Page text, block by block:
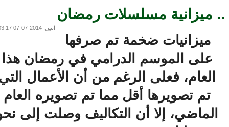
ميزانية مسلسلات رمضان
اثنين, 2014-07-07 03:17
ميزانيات ضخمة تم صرفها
على الموسم الدرامي في رمضان هذا
العام، فعلى الرغم من أن الأعمال التي
تم تصويرها أقل مما تم تصويره العام
الماضي، إلا أن التكاليف وصلت إلى نحو